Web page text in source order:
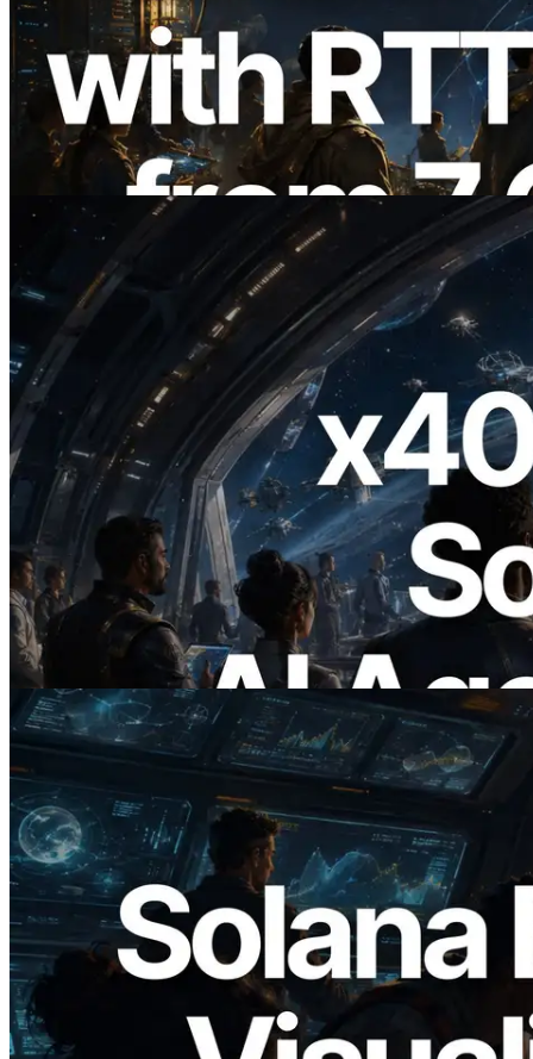
ERPC expande a Solana Leader Slot API
com medição de ping a partir de 7 regiões
globais — Validators Information API
também lançada
2026.07.04
ERPC lança Solana RPC com suporte a
x402 — A era em que agentes de IA
pagam sob demanda pelas APIs de que
precisam
Ler este artigo
2026.05.24
Validators Solutions lança Solana Block
Analyzer — Visualizando o tempo de